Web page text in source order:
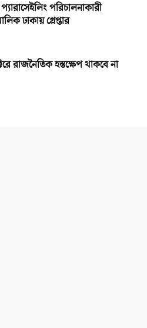
পরিচালনাকারী
ঢাকায় গ্রেপ্তার
রাজনৈতিক হস্তক্ষেপ থাকবে না